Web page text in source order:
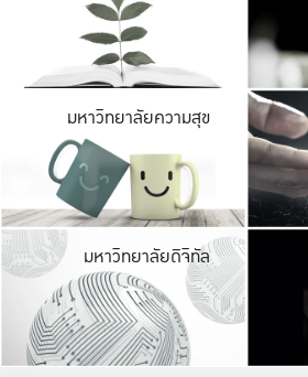
มหาวิทยาลัยความสุข
มหาวิทยาลัยดิจิทัล